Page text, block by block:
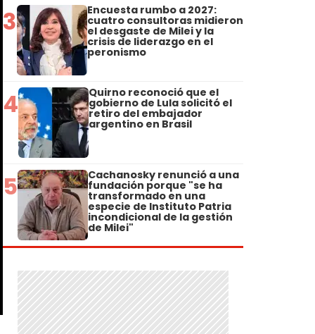
3 Encuesta rumbo a 2027:
cuatro consultoras midieron
el desgaste de Milei y la
crisis de liderazgo en el
peronismo
4 Quirno reconoció que el
gobierno de Lula solicitó el
retiro del embajador
argentino en Brasil
5 Cachanosky renunció a una
fundación porque "se ha
transformado en una
especie de Instituto Patria
incondicional de la gestión
de Milei"